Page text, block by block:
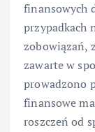
finansowych
przypadkach
zobowiązań,
zawarte w
prowadzono
finansowe
roszczeń od